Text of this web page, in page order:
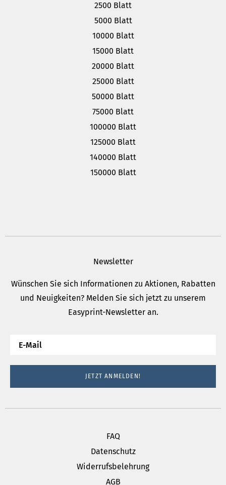
2500 Blatt
5000 Blatt
10000 Blatt
15000 Blatt
20000 Blatt
25000 Blatt
50000 Blatt
75000 Blatt
100000 Blatt
125000 Blatt
140000 Blatt
150000 Blatt
Newsletter
Wünschen Sie sich Informationen zu Aktionen, Rabatten
und Neuigkeiten? Melden Sie sich jetzt zu unserem
Easyprint-Newsletter an.
JETZT ANMELDEN!
FAQ
Datenschutz
Widerrufsbelehrung
AGB